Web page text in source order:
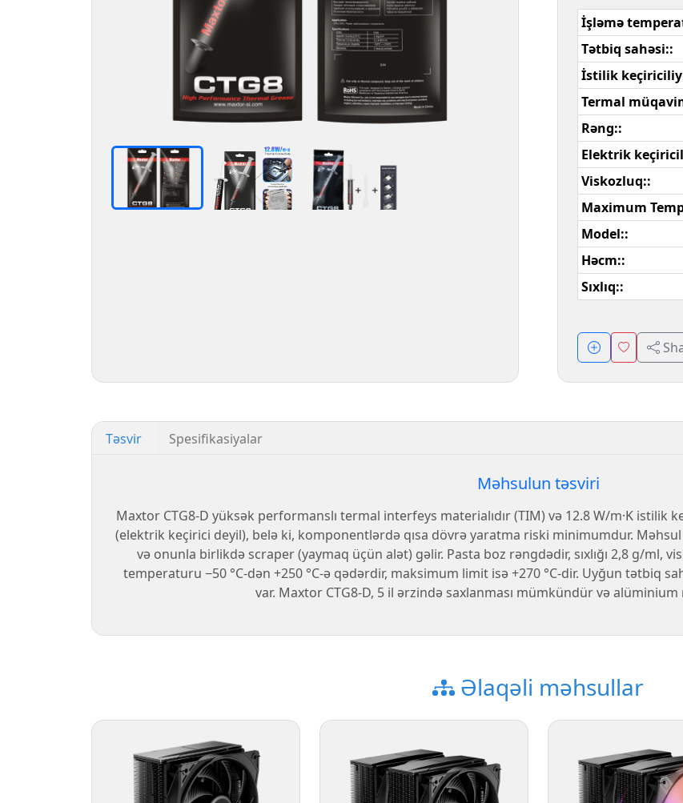
İşləmə
Tətbiq sahəsi::
İstilik
Termal
Rəng::
Elektrik
Viskozluq::
Maximum
Model::
Həcm::
Sıxlıq::
Təsvir Spesifikasiyalar
Məhsulun təsviri
Maxtor CTG8-D yüksək performanslı termal interfeys materialıdır (TIM) və 12.8 W/m·K istilik
(elektrik keçirici deyil), belə ki, komponentlərdə qısa dövrə yaratma riski minimumdur.
və onunla birlikdə scraper (yaymaq üçün alət) gəlir. Pasta boz rəngdədir, sıxlığı 2,8 g/ml,
temperaturu −50 °C-dən +250 °C-ə qədərdir, maksimum limit isə +270 °C-dir. Uyğun tətbiq
var. Maxtor CTG8-D, 5 il ərzində saxlanması mümkündür və
Əlaqəli məhsullar